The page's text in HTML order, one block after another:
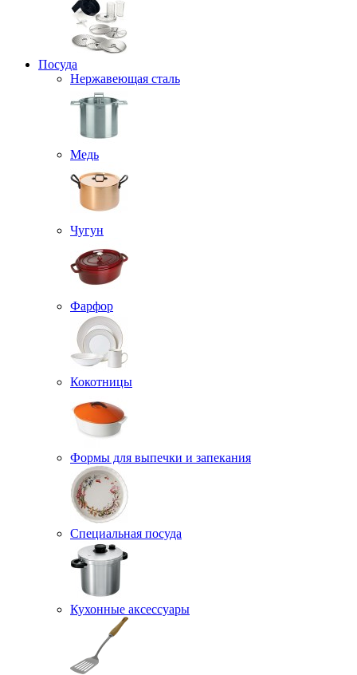
Посуда
Нержавеющая сталь
Медь
Чугун
Фарфор
Кокотницы
Формы для выпечки и запекания
Специальная посуда
Кухонные аксессуары